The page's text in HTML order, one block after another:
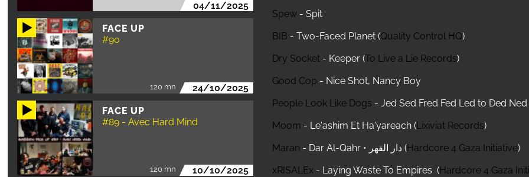
04/11/2025
FACE UP
#90
120 mn 24/10/2025
FACE UP
#89 - Avec Hard Mind
120 mn 10/10/2025
Spew - Spit
BIB - Two-Faced Planet (Quality Control HQ)
Dry Socket - Keeper (To Live a Lie Records)
Good Cop - Nice Shot, Nancy Boy
People Look Like Dogs - Jed Sed Fred Fed Led to Ded Ned
Moom - Le'ashim Et Ha'yareach (Lixiviat Records)
Maran
- Dar Al-Qahr • دار القهر (Hardcore 4 Gaza Initiative)
xRISALEx - Laying Waste To Empires (Hardcore 4 Gaza